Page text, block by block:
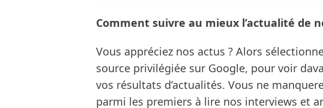
Comment suivre au mieux l’actualité de
Vous appréciez nos actus ? Alors
source privilégiée sur Google, pour voir
vos résultats d’actualités. Vous ne
parmi les premiers à lire nos interviews et